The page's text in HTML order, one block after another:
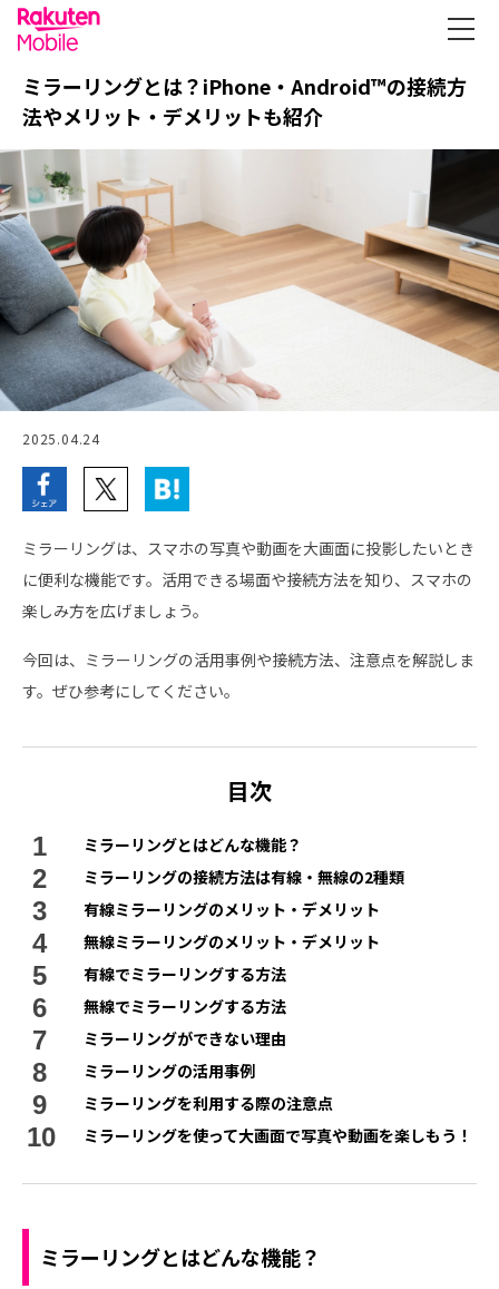
ミラーリングとは？iPhone・Android™の接続方
法やメリット・デメリットも紹介
2025.04.24
ミラーリングは、スマホの写真や動画を大画面に投影したいとき
に便利な機能です。活用できる場面や接続方法を知り、スマホの
楽しみ方を広げましょう。
今回は、ミラーリングの活用事例や接続方法、注意点を解説しま
す。ぜひ参考にしてください。
目次
ミラーリングとはどんな機能？
ミラーリングの接続方法は有線・無線の2種類
有線ミラーリングのメリット・デメリット
無線ミラーリングのメリット・デメリット
有線でミラーリングする方法
無線でミラーリングする方法
ミラーリングができない理由
ミラーリングの活用事例
ミラーリングを利用する際の注意点
ミラーリングを使って大画面で写真や動画を楽しもう！
ミラーリングとはどんな機能？